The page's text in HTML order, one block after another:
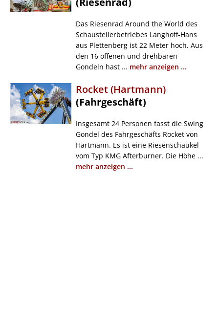
Das Riesenrad Around the World des
Schaustellerbetriebes Langhoff-Hans
aus Plettenberg ist 22 Meter hoch. Aus
den 16 offenen und drehbaren
Gondeln hast ... mehr anzeigen ...
Rocket (Hartmann)
(Fahrgeschäft)
Insgesamt 24 Personen fasst die Swing
Gondel des Fahrgeschäfts Rocket von
Hartmann. Es ist eine Riesenschaukel
vom Typ KMG Afterburner. Die Höhe ...
mehr anzeigen ...